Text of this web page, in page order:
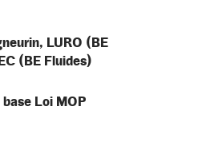
LURO (BE
(BE Fluides)
Loi MOP